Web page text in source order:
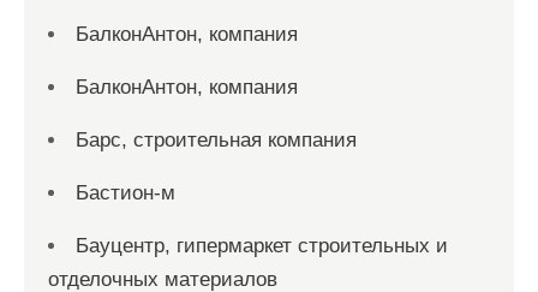
БалконАнтон, компания
БалконАнтон, компания
Барс, строительная компания
Бастион-м
Бауцентр, гипермаркет строительных и
отделочных материалов